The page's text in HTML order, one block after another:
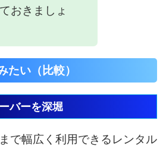
おきましょ
たい（比較）
バーを深堀
で幅広く利用できるレンタル